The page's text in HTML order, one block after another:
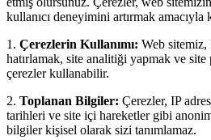
kullanıcı deneyimini artırmak amacıyla
1. Çerezlerin Kullanımı: Web sitemiz,
hatırlamak, site analitiği yapmak ve site
çerezler kullanabilir.
2. Toplanan Bilgiler: Çerezler, IP
tarihleri ve site içi hareketler gibi
bilgiler kişisel olarak sizi tanımlamaz.